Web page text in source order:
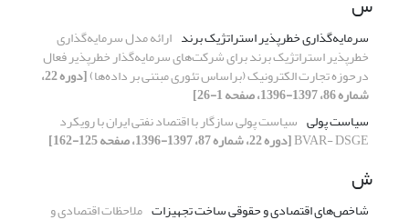
سرمایه‌گذاری خطرپذیر استراتژیک برند ارائه مدل سرمایه‌گذاری
خطرپذیر استراتژیک برند برای شرکت‌های سرمایه‌گذار خطرپذیر فعال
درحوزه تجارت الکترونیک (براساس تئوری مبتنی بر داده‌ها) [دوره 22،
شماره 86، 1397-1396، صفحه 1-26]
سیاست پولی سیاست پولی سازگار با اقتصاد نفتی ایران با رویکرد
BVAR- DSGE[دوره 22، شماره 87، 1397-1396، صفحه 125-162]
ش
شاخص‌های اقتصادی و حقوقی ساخت تجهیزات ملاحظات اقتصادی و